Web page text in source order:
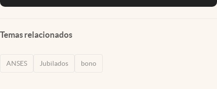
Temas relacionados
ANSES Jubilados bono